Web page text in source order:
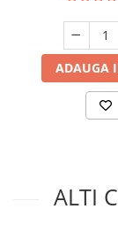
ADAUGA
ALTI